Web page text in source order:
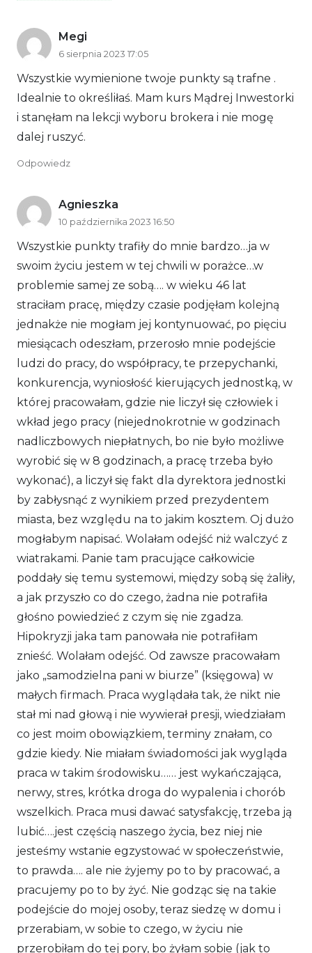
Megi
6 sierpnia 2023 17:05
Wszystkie wymienione twoje punkty są trafne .
Idealnie to określiłaś. Mam kurs Mądrej Inwestorki
i stanęłam na lekcji wyboru brokera i nie mogę
dalej ruszyć.
Odpowiedz
Agnieszka
10 października 2023 16:50
Wszystkie punkty trafiły do mnie bardzo…ja w
swoim życiu jestem w tej chwili w porażce…w
problemie samej ze sobą…. w wieku 46 lat
straciłam pracę, między czasie podjęłam kolejną
jednakże nie mogłam jej kontynuować, po pięciu
miesiącach odeszłam, przerosło mnie podejście
ludzi do pracy, do współpracy, te przepychanki,
konkurencja, wyniosłość kierujących jednostką, w
której pracowałam, gdzie nie liczył się człowiek i
wkład jego pracy (niejednokrotnie w godzinach
nadliczbowych niepłatnych, bo nie było możliwe
wyrobić się w 8 godzinach, a pracę trzeba było
wykonać), a liczył się fakt dla dyrektora jednostki
by zabłysnąć z wynikiem przed prezydentem
miasta, bez względu na to jakim kosztem. Oj dużo
mogłabym napisać. Wolałam odejść niż walczyć z
wiatrakami. Panie tam pracujące całkowicie
poddały się temu systemowi, między sobą się żaliły,
a jak przyszło co do czego, żadna nie potrafiła
głośno powiedzieć z czym się nie zgadza.
Hipokryzji jaka tam panowała nie potrafiłam
znieść. Wolałam odejść. Od zawsze pracowałam
jako „samodzielna pani w biurze” (księgowa) w
małych firmach. Praca wyglądała tak, że nikt nie
stał mi nad głową i nie wywierał presji, wiedziałam
co jest moim obowiązkiem, terminy znałam, co
gdzie kiedy. Nie miałam świadomości jak wygląda
praca w takim środowisku…… jest wykańczająca,
nerwy, stres, krótka droga do wypalenia i chorób
wszelkich. Praca musi dawać satysfakcję, trzeba ją
lubić….jest częścią naszego życia, bez niej nie
jesteśmy wstanie egzystować w społeczeństwie,
to prawda…. ale nie żyjemy po to by pracować, a
pracujemy po to by żyć. Nie godząc się na takie
podejście do mojej osoby, teraz siedzę w domu i
przerabiam, w sobie to czego, w życiu nie
przerobiłam do tej pory, bo żyłam sobie (jak to